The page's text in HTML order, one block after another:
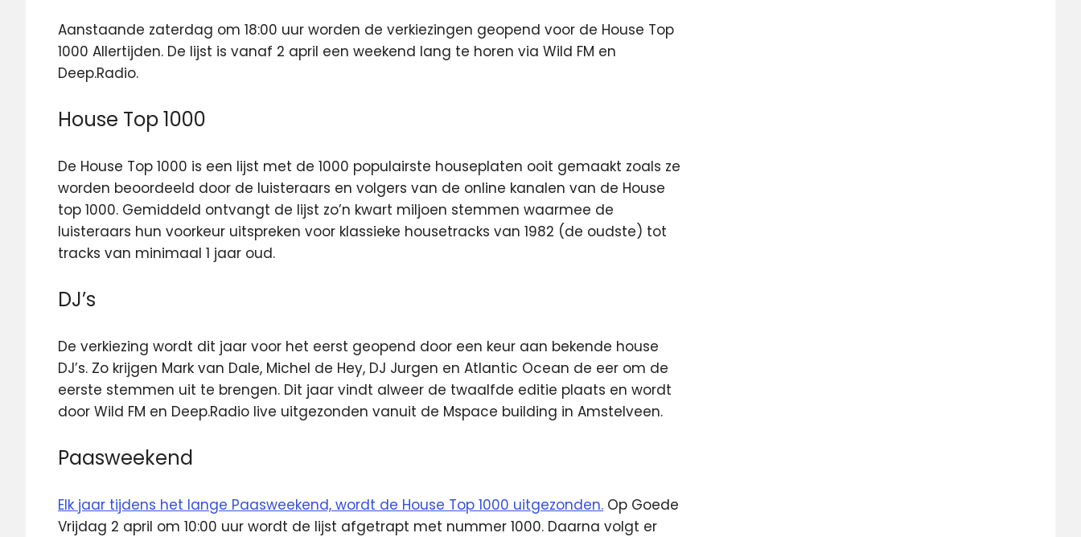
Aanstaande zaterdag om 18:00 uur worden de verkiezingen geopend voor de House Top
1000 Allertijden. De lijst is vanaf 2 april een weekend lang te horen via Wild FM en
Deep.Radio.
House Top 1000
De House Top 1000 is een lijst met de 1000 populairste houseplaten ooit gemaakt zoals ze
worden beoordeeld door de luisteraars en volgers van de online kanalen van de House
top 1000. Gemiddeld ontvangt de lijst zo’n kwart miljoen stemmen waarmee de
luisteraars hun voorkeur uitspreken voor klassieke housetracks van 1982 (de oudste) tot
tracks van minimaal 1 jaar oud.
DJ’s
De verkiezing wordt dit jaar voor het eerst geopend door een keur aan bekende house
DJ’s. Zo krijgen Mark van Dale, Michel de Hey, DJ Jurgen en Atlantic Ocean de eer om de
eerste stemmen uit te brengen. Dit jaar vindt alweer de twaalfde editie plaats en wordt
door Wild FM en Deep.Radio live uitgezonden vanuit de Mspace building in Amstelveen.
Paasweekend
Elk jaar tijdens het lange Paasweekend, wordt de House Top 1000 uitgezonden. Op Goede
Vrijdag 2 april om 10:00 uur wordt de lijst afgetrapt met nummer 1000. Daarna volgt er